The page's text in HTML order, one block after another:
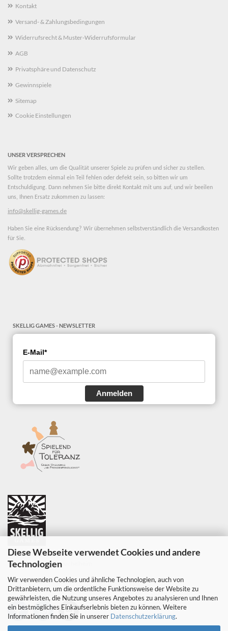
Diese Webseite verwendet Cookies und andere
Technologien
Wir verwenden Cookies und ähnliche Technologien, auch von
Drittanbietern, um die ordentliche Funktionsweise der Website zu
gewährleisten, die Nutzung unseres Angebotes zu analysieren und Ihnen
ein bestmögliches Einkaufserlebnis bieten zu können. Weitere
Informationen finden Sie in unserer Datenschutzerklärung.
Kontakt
Versand- & Zahlungsbedingungen
Widerrufsrecht & Muster-Widerrufsformular
AGB
Privatsphäre und Datenschutz
Gewinnspiele
Sitemap
Cookie Einstellungen
UNSER VERSPRECHEN
Wir geben alles, um die Qualität unserer Spiele zu prüfen und sicher zu stellen.
Sollte trotzdem einmal ein Teil fehlen oder defekt sein, so bitten wir um
Entschuldigung. Dann nehmen Sie bitte direkt Kontakt mit uns auf, und wir beeilen
uns, Ihnen Ersatz zukommen zu lassen:
info@skellig-games.de
Haben Sie eine Rücksendung? Wir übernehmen selbstverständlich die Versandkosten
für Sie.
SKELLIG GAMES - NEWSLETTER
E-Mail*
Anmelden
SKELLIG GAMES GmbH
Parkweg 6, 35452 Heuchelheim
E-Mail:info@skellig-games.de